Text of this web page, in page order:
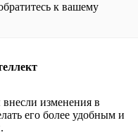
к вашему
изменения в
его более удобным и